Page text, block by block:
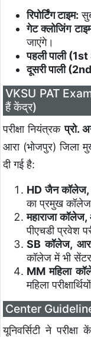
रिपोर्टिंग टाइम:
गेट क्लोजिंग
जाएंगे।
पहली पाली
दूसरी पाली
VKSU PAT
हैं केंद्र)
परीक्षा नियंत्रकप्रो.
आरा (भोजपुर) जिला
दी गई है:
HD जैन
का प्रमुख कॉलेज
महाराजा
पीएचडी प्रवेश
SB कॉलेज,
कॉलेज में भी सेंटर
MM महिला
महिला
Center
यूनिवर्सिटी ने